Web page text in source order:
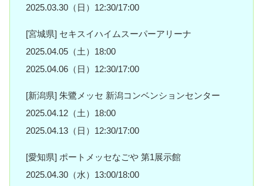
2025.03.30（日）12:30/17:00
[宮城県] セキスイハイムスーパーアリーナ
2025.04.05（土）18:00
2025.04.06（日）12:30/17:00
[新潟県] 朱鷺メッセ 新潟コンベンションセンター
2025.04.12（土）18:00
2025.04.13（日）12:30/17:00
[愛知県] ポートメッセなごや 第1展示館
2025.04.30（水）13:00/18:00